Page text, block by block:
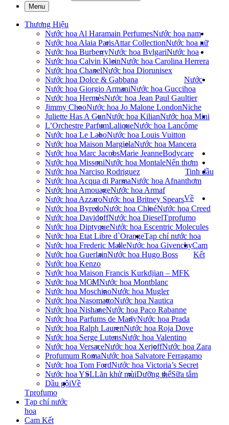
Menu
Thương Hiệu
Nước hoa Al Haramain Perfumes
Nước hoa Alaia ParisAttar Collection
Nước hoa BurberryNước hoa Bvlgari
Nước hoa Calvin KleinNước hoa Carolina Herrera
Nước hoa ChanelNước hoa Dior
Nước hoa Dolce & Gabbana
Nước hoa Giorgio ArmaniNước hoa Gucci
Nước hoa HermèsNước hoa Jean Paul Gaultier
Jimmy ChooNước hoa Jo Malone London
Juliette Has A GunNước hoa Kilian
L’Orchestre ParfumLaliqueNước hoa Lancôme
Nước hoa Le LaboNước hoa Louis Vuitton
Nước hoa Maison MargielaNước hoa Mancera
Nước hoa Marc JacobsMarie Jeanne
Nước hoa MissoniNước hoa Montale
Nước hoa Narciso Rodriguez
Nước hoa Acqua di ParmaNước hoa Afnan
Nước hoa AmouageNước hoa Armaf
Nước hoa AzzaroNước hoa Britney Spears
Nước hoa ByredoNước hoa ChloéNước hoa Creed
Nước hoa DavidoffNước hoa Diesel
Nước hoa DiptyqueNước hoa Escentric Molecules
Nước hoa Etat Libre d`Orange
Nước hoa Frederic MalleNước hoa Givenchy
Nước hoa GuerlainNước hoa Hugo Boss
Nước hoa Kenzo
Nước hoa Maison Francis Kurkdjian – MFK
Nước hoa MCMNước hoa Montblanc
Nước hoa MoschinoNước hoa Mugler
Nước hoa NasomattoNước hoa Nautica
Nước hoa NishaneNước hoa Paco Rabanne
Nước hoa Parfums de MarlyNước hoa Prada
Nước hoa Ralph LaurenNước hoa Roja Dove
Nước hoa Serge LutensNước hoa Valentino
Nước hoa VersaceNước hoa XerjoffNước hoa Zara
Profumum RomaNước hoa Salvatore Ferragamo
Nước hoa Tom FordNước hoa Victoria’s Secret
Nước hoa YSL
Nước hoa nam
Nước hoa nữ
Nước hoa
unisex
Nước
hoa
Niche
Nước hoa Mini
Bodycare
Lăn khử mùiDưỡng thểSữa tắm
Dầu gội
Nến thơm
Tinh dầu
thơm
Về
Tprofumo
Tạp chí nước hoa
Cam
Kết
Về
Tprofumo
Tạp chí nước
hoa
Cam Kết